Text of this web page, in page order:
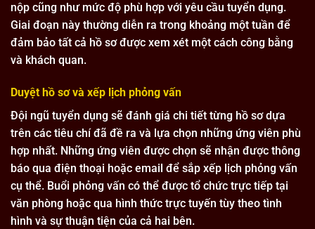
nộp cũng như mức độ phù hợp với yêu cầu tuyển dụng.
Giai đoạn này thường diễn ra trong khoảng một tuần để
đảm bảo tất cả hồ sơ được xem xét một cách công bằng
và khách quan.
Duyệt hồ sơ và xếp lịch phỏng vấn
Đội ngũ tuyển dụng sẽ đánh giá chi tiết từng hồ sơ dựa
trên các tiêu chí đã đề ra và lựa chọn những ứng viên phù
hợp nhất. Những ứng viên được chọn sẽ nhận được thông
báo qua điện thoại hoặc email để sắp xếp lịch phỏng vấn
cụ thể. Buổi phỏng vấn có thể được tổ chức trực tiếp tại
văn phòng hoặc qua hình thức trực tuyến tùy theo tình
hình và sự thuận tiện của cả hai bên.